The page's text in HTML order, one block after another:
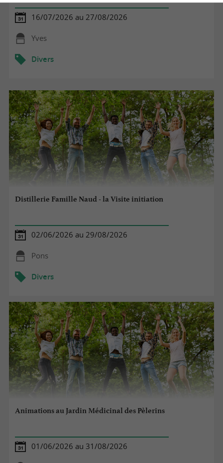
16/07/2026 au 27/08/2026
Yves
Divers
Distillerie Famille Naud - la Visite initiation
02/06/2026 au 29/08/2026
Pons
Divers
Animations au Jardin Médicinal des Pèlerins
01/06/2026 au 31/08/2026